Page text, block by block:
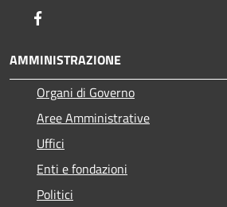
AMMINISTRAZIONE
Organi di Governo
Aree Amministrative
Uffici
Enti e fondazioni
Politici